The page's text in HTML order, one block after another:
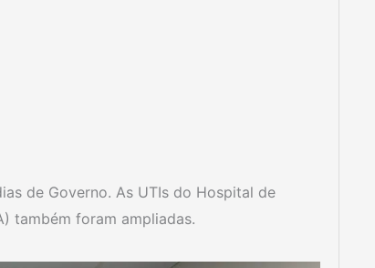
de Governo. As UTIs do Hospital de
também foram ampliadas.